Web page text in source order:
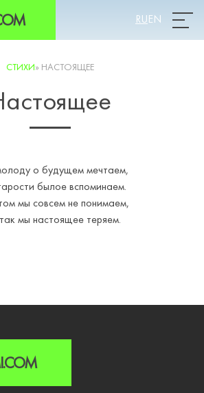
RUEN
СТИХИ» НАСТОЯЩЕЕ
о будущем мечтаем,
былое вспоминаем.
мы совсем не понимаем,
мы настоящее теряем.